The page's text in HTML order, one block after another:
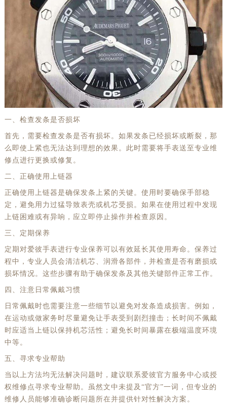
一、检查发条是否损坏
首先，需要检查发条是否有损坏。如果发条已经损坏或断裂，那
么即使上紧也无法达到理想的效果。此时需要将手表送至专业维
修点进行更换或修复。
二、正确使用上链器
正确使用上链器是确保发条上紧的关键。使用时要确保手部稳
定，避免用力过猛导致表壳或机芯受损。如果在使用过程中发现
上链困难或有异响，应立即停止操作并检查原因。
三、定期保养
定期对爱彼手表进行专业保养可以有效延长其使用寿命。保养过
程中，专业人员会清洁机芯、润滑各部件，并检查是否有磨损或
损坏情况。这些步骤有助于确保发条及其他关键部件正常工作。
四、注意日常佩戴习惯
日常佩戴时也需要注意一些细节以避免对发条造成损害。例如，
在运动或做家务时尽量避免让手表受到剧烈撞击；长时间不佩戴
时应适当上链以保持机芯活性；避免长时间暴露在极端温度环境
中等。
五、寻求专业帮助
当以上方法均无法解决问题时，建议联系爱彼官方服务中心或授
权维修点寻求专业帮助。虽然文中未提及“官方”一词，但专业的
维修人员能够准确诊断问题所在并提供针对性解决方案。